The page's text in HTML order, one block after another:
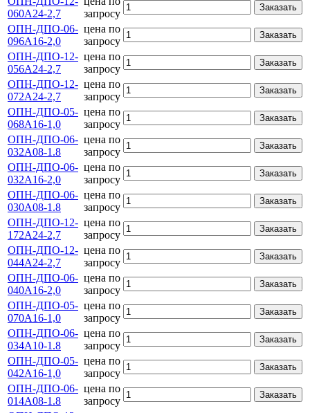
060А24-2,7
запросу
Заказать
ОПН-ДПО-06-
096А16-2,0
цена по
запросу
Заказать
ОПН-ДПО-12-
056А24-2,7
цена по
запросу
Заказать
ОПН-ДПО-12-
072А24-2,7
цена по
запросу
Заказать
ОПН-ДПО-05-
068А16-1,0
цена по
запросу
Заказать
ОПН-ДПО-06-
032А08-1.8
цена по
запросу
Заказать
ОПН-ДПО-06-
032А16-2,0
цена по
запросу
Заказать
ОПН-ДПО-06-
030А08-1.8
цена по
запросу
Заказать
ОПН-ДПО-12-
172А24-2,7
цена по
запросу
Заказать
ОПН-ДПО-12-
044А24-2,7
цена по
запросу
Заказать
ОПН-ДПО-06-
040А16-2,0
цена по
запросу
Заказать
ОПН-ДПО-05-
070А16-1,0
цена по
запросу
Заказать
ОПН-ДПО-06-
034А10-1.8
цена по
запросу
Заказать
ОПН-ДПО-05-
042А16-1,0
цена по
запросу
Заказать
ОПН-ДПО-06-
014А08-1.8
цена по
запросу
Заказать